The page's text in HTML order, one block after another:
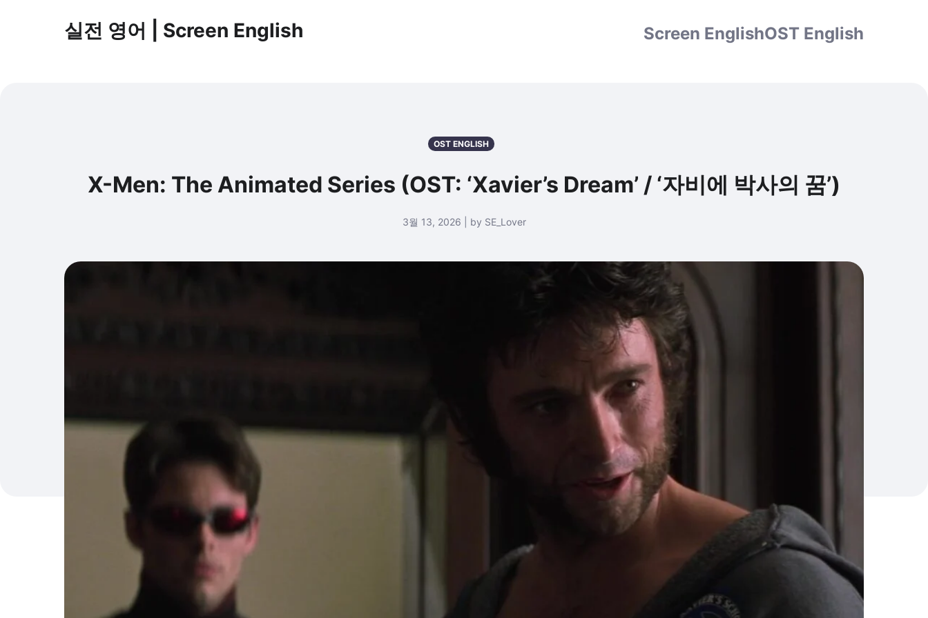
실전 영어 | Screen English Screen EnglishOST English
OST ENGLISH
X-Men: The Animated Series (OST: ‘Xavier’s Dream’ / ‘자비에 박사의 꿈’)
3월 13, 2026 | by SE_Lover